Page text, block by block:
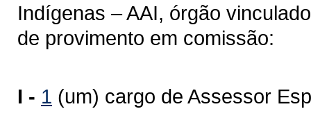
Indígenas – AAI, órgão
de provimento em comissão:
I - 1 (um) cargo de Assessor